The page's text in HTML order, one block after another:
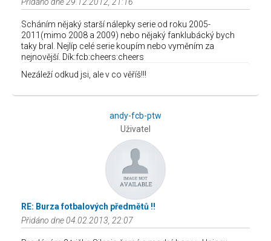
Scháním nějaký starší nálepky serie od roku 2005-
2011(mimo 2008 a 2009) nebo nějaký fanklubácký bych
taky bral. Nejlíp celé serie koupím nebo vyměním za
nejnovější. Dík:fcb:cheers:cheers
Nezáleží odkud jsi, ale v co věříš!!!
andy-fcb-ptw
Uživatel
RE: Burza fotbalových předmětů !!
Přidáno dne 04.02.2013, 22:07